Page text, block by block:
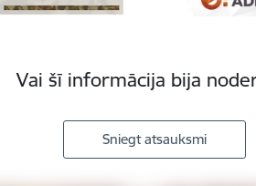
Vai šī informācija bija
Sniegt atsauksmi